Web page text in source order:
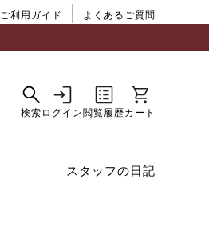
ご利用ガイド よくあるご質問
スタッフの日記